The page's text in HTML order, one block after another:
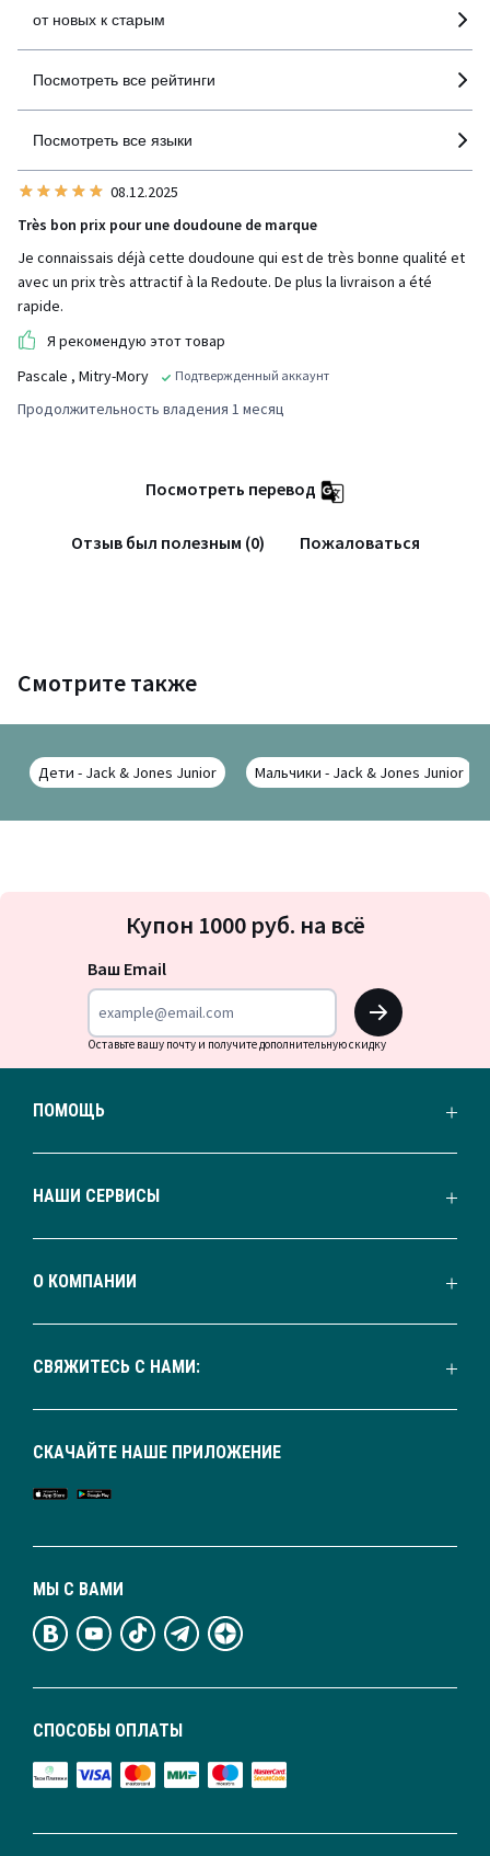
от новых к старым
Посмотреть все рейтинги
Посмотреть все языки
08.12.2025
Très bon prix pour une doudoune de marque
Je connaissais déjà cette doudoune qui est de très bonne qualité et
avec un prix très attractif à la Redoute. De plus la livraison a été
rapide.
Я рекомендую этот товар
Pascale , Mitry-Mory Подтвержденный аккаунт
Продолжительность владения 1 месяц
Посмотреть перевод
Отзыв был полезным (0) Пожаловаться
Смотрите также
Дети - Jack & Jones Junior Мальчики - Jack & Jones Junior
на
Купон 1000 руб. на всё
Ваш Email
OK
Оставьте вашу почту и получите дополнительную скидку
ПОМОЩЬ
НАШИ СЕРВИСЫ
О КОМПАНИИ
СВЯЖИТЕСЬ С НАМИ:
СПОСОБЫ ОПЛАТЫ
МЫ С ВАМИ
СКАЧАЙТЕ НАШЕ ПРИЛОЖЕНИЕ